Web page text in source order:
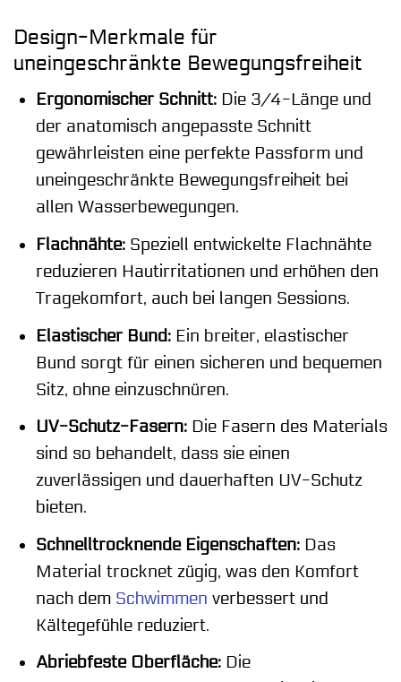
Design-Merkmale für
uneingeschränkte Bewegungsfreiheit
Ergonomischer Schnitt:Die 3/4-Länge und
der anatomisch angepasste Schnitt
gewährleisten eine perfekte Passform und
uneingeschränkte Bewegungsfreiheit bei
allen Wasserbewegungen.
Flachnähte:Speziell entwickelte Flachnähte
reduzieren Hautirritationen und erhöhen den
Tragekomfort, auch bei langen Sessions.
Elastischer Bund:Ein breiter, elastischer
Bund sorgt für einen sicheren und bequemen
Sitz, ohne einzuschnüren.
UV-Schutz-Fasern:Die Fasern des Materials
sind so behandelt, dass sie einen
zuverlässigen und dauerhaften UV-Schutz
bieten.
Schnelltrocknende Eigenschaften:Das
Material trocknet zügig, was den Komfort
nach dem Schwimmen verbessert und
Kältegefühle reduziert.
Abriebfeste Oberfläche:Die